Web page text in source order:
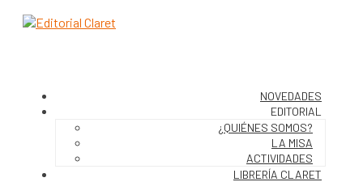
NOVEDADES
EDITORIAL
¿QUIÉNES SOMOS?
LA MISA
ACTIVIDADES
LIBRERÍA CLARET